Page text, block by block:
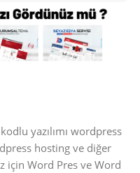
yazılımı wordpress
hosting ve diğer
için Word Pres ve Word